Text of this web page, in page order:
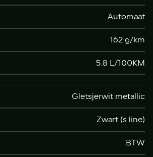
Automaat
162 g/km
5.8 L/100KM
Gletsjerwit metallic
Zwart (s line)
BTW